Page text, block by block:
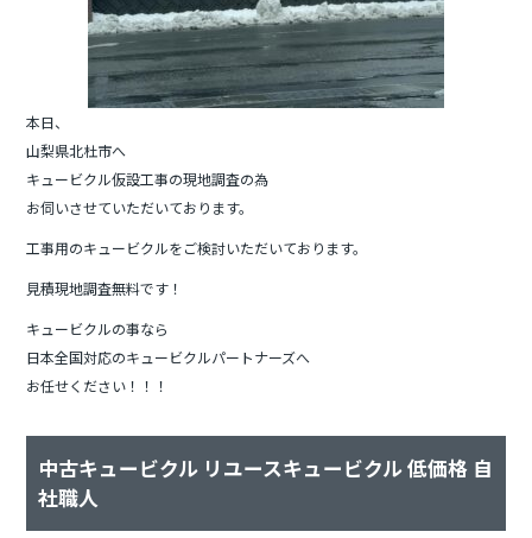
本日、
山梨県北杜市へ
キュービクル仮設工事の現地調査の為
お伺いさせていただいております。
工事用のキュービクルをご検討いただいております。
見積現地調査無料です！
キュービクルの事なら
日本全国対応のキュービクルパートナーズへ
お任せください！！！
中古キュービクル リユースキュービクル 低価格 自
社職人